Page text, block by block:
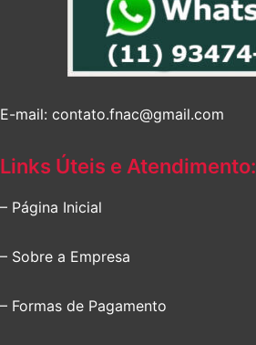
E-mail: contato.fnac@gmail.com
Links Úteis e Atendimento:
– Página Inicial
– Sobre a Empresa
– Formas de Pagamento